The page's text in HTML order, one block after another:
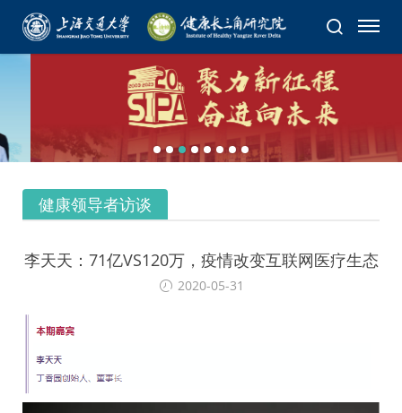
健康领导者访谈
李天天：71亿VS120万，疫情改变互联网医疗生态
2020-05-31